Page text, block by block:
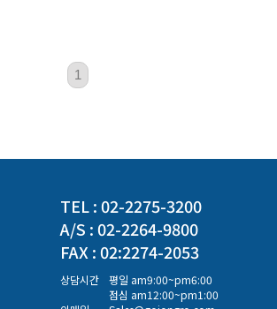
1
TEL : 02-2275-3200
A/S : 02-2264-9800
FAX : 02:2274-2053
상담시간
평일 am9:00~pm6:00
점심 am12:00~pm1:00